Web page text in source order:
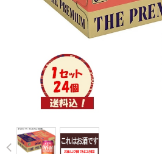
Prev